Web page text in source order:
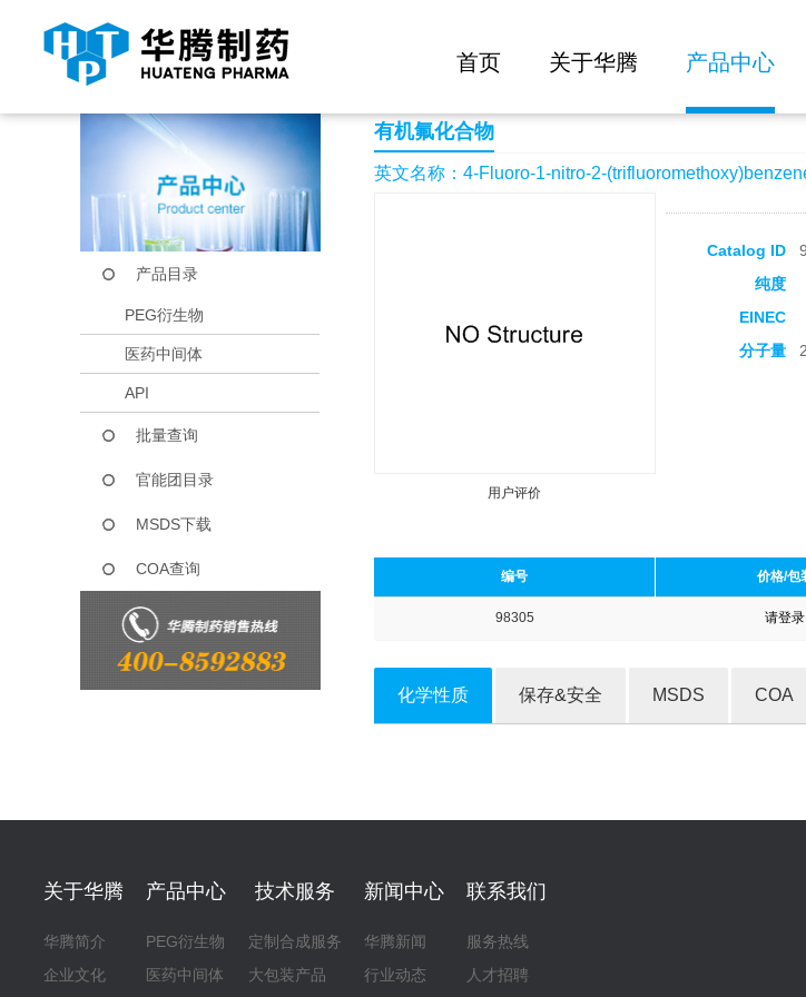
首页 关于华腾 产品中心
当前位置： 首页 产品中心 4-Fluoro-1-nitro-2-(trifluoromethoxy)benzene
产品目录
PEG衍生物
医药中间体
API
批量查询
官能团目录
MSDS下载
COA查询
有机氟化合物
英文名称：4-Fluoro-1-nitro-2-
用户评价
Catalog ID
纯度
EINEC
分子量
编号 价格/包
98305 请登录
化学性质 保存&安全 MSDS COA
关于华腾
华腾简介
企业文化
产品中心
PEG衍生物
医药中间体
技术服务
定制合成服务
大包装产品
新闻中心
华腾新闻
行业动态
联系我们
服务热线
人才招聘